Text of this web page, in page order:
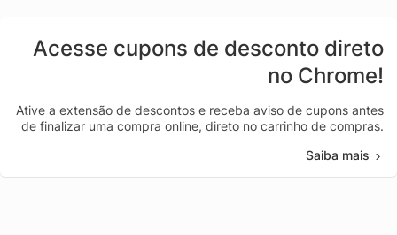
Acesse cupons de desconto direto
no Chrome!
Ative a extensão de descontos e receba aviso de cupons antes
de finalizar uma compra online, direto no carrinho de compras.
Saiba mais